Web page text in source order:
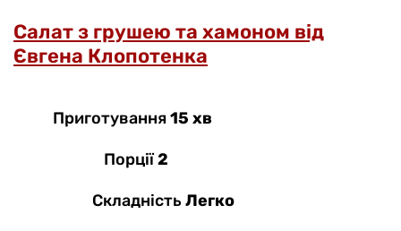
Салат з грушею та хамоном від
Євгена Клопотенка
Приготування15 хв
Порції2
Складність Легко